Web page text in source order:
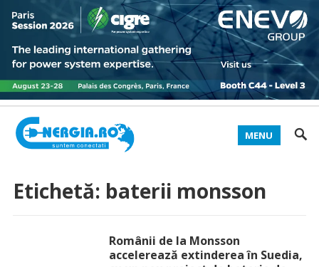
MENU
Etichetă: baterii monsson
Românii de la Monsson
accelerează extinderea în Suedia,